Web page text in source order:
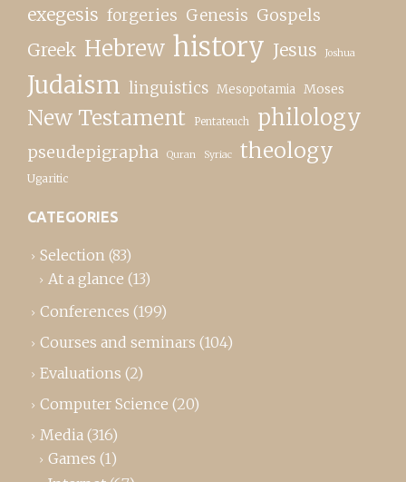
exegesis forgeries Genesis Gospels
Greek Hebrew history Jesus Joshua
Judaism linguistics Mesopotamia Moses
New Testament Pentateuch philology
pseudepigrapha Quran Syriac theology
Ugaritic
CATEGORIES
Selection (83)
At a glance (13)
Conferences (199)
Courses and seminars (104)
Evaluations (2)
Computer Science (20)
Media (316)
Games (1)